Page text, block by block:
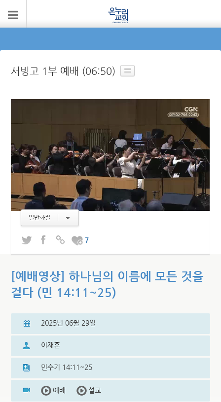
서빙고 1부 예배 (06:50)
일반화질
7
[예배영상] 하나님의 이름에 모든 것을
걸다 (민 14:11~25)
2025년 06월 29일
이재훈
민수기 14:11~25
예배 설교